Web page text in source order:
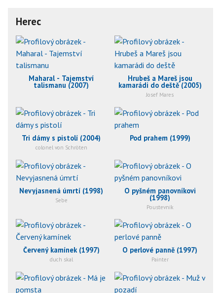
Herec
Maharal - Tajemství
talismanu (2007)
Hrubeš a Mareš jsou
kamarádi do deště (2005)
Josef Mares
Tri dámy s pistolí (2004)
colonel von Schröten
Pod prahem (1999)
Nevyjasnená úmrtí (1998)
Sebe
O pyšném panovníkovi
(1998)
Poustevník
Červený kamínek (1997)
duch skal
O perlové panně (1997)
Painter